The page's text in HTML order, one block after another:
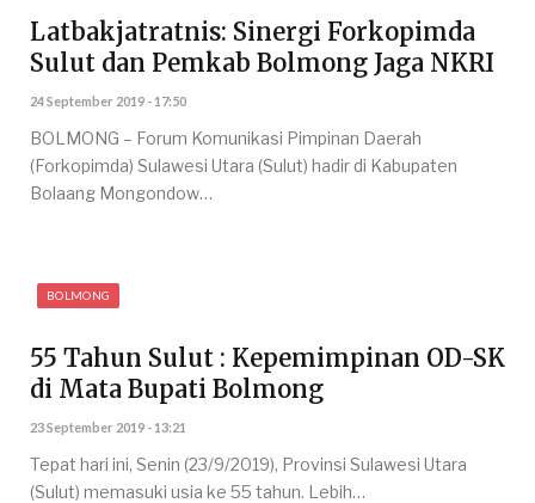
Latbakjatratnis: Sinergi Forkopimda
Sulut dan Pemkab Bolmong Jaga NKRI
24 September 2019 - 17:50
BOLMONG – Forum Komunikasi Pimpinan Daerah
(Forkopimda) Sulawesi Utara (Sulut) hadir di Kabupaten
Bolaang Mongondow…
BOLMONG
55 Tahun Sulut : Kepemimpinan OD-SK
di Mata Bupati Bolmong
23 September 2019 - 13:21
Tepat hari ini, Senin (23/9/2019), Provinsi Sulawesi Utara
(Sulut) memasuki usia ke 55 tahun. Lebih…